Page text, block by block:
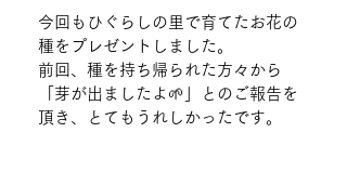
今回もひぐらしの里で育てたお花の
種をプレゼントしました。
前回、種を持ち帰られた方々から
「芽が出ましたよ🌱」とのご報告を
頂き、とてもうれしかったです。